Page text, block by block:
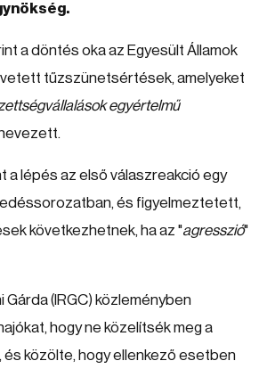
a döntés oka az Egyesült Államok
tűzszünetsértések, amelyeket
egyértelmű
a lépés az első válaszreakció egy
és figyelmeztetett,
következhetnek, ha az "agresszió"
Gárda (IRGC) közleményben
hogy ne közelítsék meg a
közölte, hogy ellenkező esetben